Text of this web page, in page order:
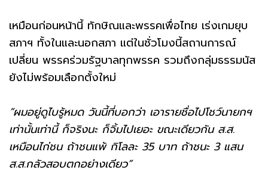
เหมือนก่อนหน้านี้ ทักษิณและพรรคเพื่อไทย เร่งเกมยุบ
สภาฯ ทั้งในและนอกสภา แต่ในชั่วโมงนี้สถานการณ์
เปลี่ยน พรรคร่วมรัฐบาลทุกพรรค รวมถึงกลุ่มธรรมนัส
ยังไม่พร้อมเลือกตั้งใหม่
“ผมอยู่ดูไบรู้หมด วันนี้ที่บอกว่า เอารายชื่อไปโชว์นายกฯ
เท่านั้นเท่านี้ ก็จริงนะ ก็จิ้มไปเยอะ ขณะเดียวกัน ส.ส.
เหมือนไก่ชน ถ้าชนแพ้ กิโลละ 35 บาท ถ้าชนะ 3 แสน
ส.ส.กลัวสอบตกอย่างเดียว”